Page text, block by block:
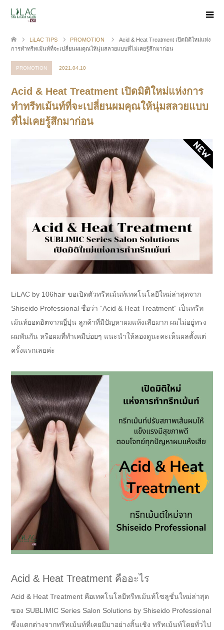
LiLAC TIPS PROMOTION
Acid & Heat Treatment เปิดมิติใหม่แห่ง
การทำทรีทเม้นท์ที่จะเปลี่ยนผมคุณให้นุ่มสลวยแบบที่ไม่เคยรู้สึกมาก่อน
PROMOTION 2021.04.10
Acid & Heat Treatment เปิดมิติใหม่แห่งการ
ทำทรีทเม้นท์ที่จะเปลี่ยนผมคุณให้นุ่มสลวยแบบ
ที่ไม่เคยรู้สึกมาก่อน
LiLAC by 106hair ขอเปิดตัวทรีทเม้นท์เทคโนโลยีใหม่ล่าสุดจาก
Shiseido Professional ชื่อว่า “Acid & Heat Treatment” เป็นทรีท
เม้นท์ยอดฮิตจากญี่ปุ่น ลูกค้าที่มีปัญหาผมแห้งเสียมาก ผมไม่อยู่ทรง
ผมพันกัน หรือผมที่ทำเคมีบ่อยๆ แนะนำให้ลองดูนะคะเห็นผลตั้งแต่
ครั้งแรกเลยค่ะ
Acid & Heat Treatment คืออะไร
Acid & Heat Treatment คือเทคโนโลยีทรีทเม้นท์โซลูชั่นใหม่ล่าสุด
ของ SUBLIMIC Series Salon Solutions by Shiseido Professional
ซึ่งแตกต่างจากทรีทเม้นท์ที่เคยมีมาอย่างสิ้นเชิง ทรีทเม้นท์โดยทั่วไป